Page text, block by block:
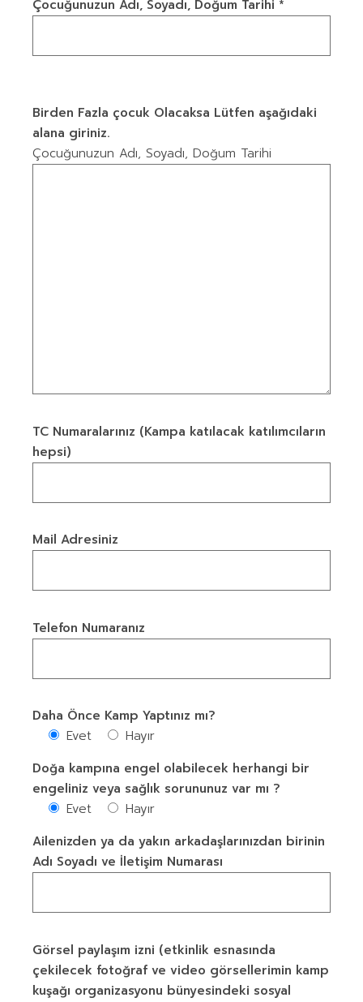
Çocuğunuzun Adı, Soyadı, Doğum Tarihi *
Birden Fazla çocuk Olacaksa Lütfen aşağıdaki
alana giriniz.
Çocuğunuzun Adı, Soyadı, Doğum Tarihi
TC Numaralarınız (Kampa katılacak katılımcıların
hepsi)
Mail Adresiniz
Telefon Numaranız
Daha Önce Kamp Yaptınız mı?
Evet
Hayır
Doğa kampına engel olabilecek herhangi bir
engeliniz veya sağlık sorununuz var mı ?
Evet
Hayır
Ailenizden ya da yakın arkadaşlarınızdan birinin
Adı Soyadı ve İletişim Numarası
Görsel paylaşım izni (etkinlik esnasında
çekilecek fotoğraf ve video görsellerimin kamp
kuşağı organizasyonu bünyesindeki sosyal